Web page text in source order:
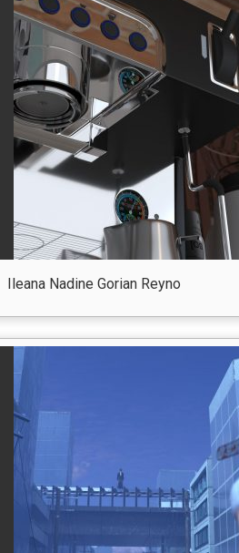
Ileana Nadine Gorian Reyno